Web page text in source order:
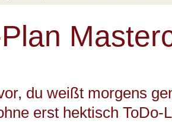
du weißt morgens
erst hektisch ToDo-